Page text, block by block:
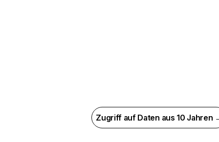
Zugriff auf Daten aus 10 Jahren